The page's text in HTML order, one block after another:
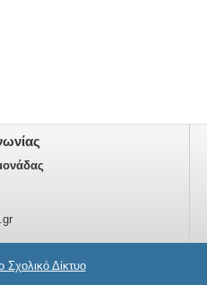
Σχολικό Δίκτυο